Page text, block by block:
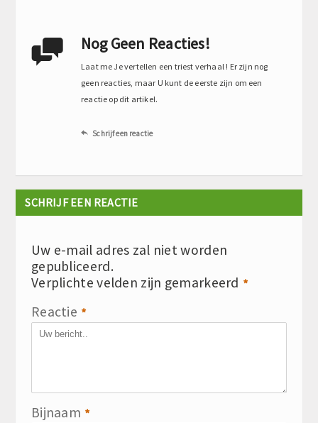
 Nog Geen Reacties!
Laat me Je vertellen een triest verhaal ! Er zijn nog
geen reacties, maar U kunt de eerste zijn om een
reactie op dit artikel.
 Schrijf een reactie
SCHRIJF EEN REACTIE
Uw e-mail adres zal niet worden
gepubliceerd.
Verplichte velden zijn gemarkeerd *
Reactie *
Bijnaam *